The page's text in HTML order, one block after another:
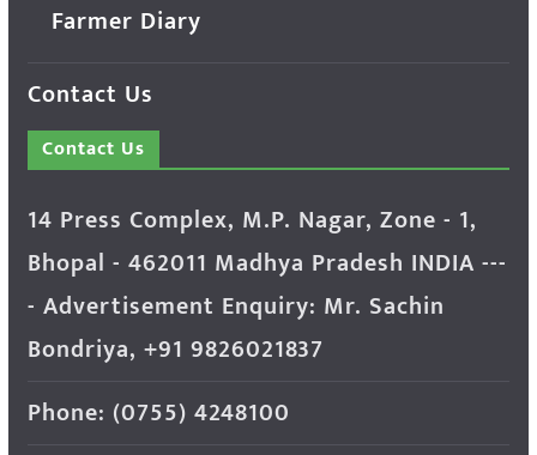
Farmer Diary
Contact Us
Contact Us
14 Press Complex, M.P. Nagar, Zone - 1,
Bhopal - 462011 Madhya Pradesh INDIA ---
- Advertisement Enquiry: Mr. Sachin
Bondriya, +91 9826021837
Phone: (0755) 4248100